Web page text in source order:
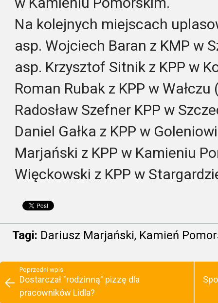
Na kolejnych miejscach
asp. Wojciech Baran z KMP w
asp. Krzysztof Sitnik z KPP w
Roman Rubak z KPP w
Radosław Szefner KPP w
Daniel Gałka z KPP w
Marjański z KPP w Kamieniu
Więckowski z KPP w
Tagi: Dariusz Marjański, Kamień
Poprzedni wpis
Dostarczał "rodzinną" pizzę dla
pracowników Lidla?